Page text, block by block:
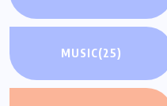
MUSIC(25)